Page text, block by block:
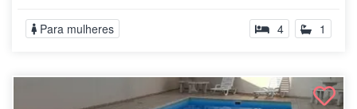
Para mulheres 4 1